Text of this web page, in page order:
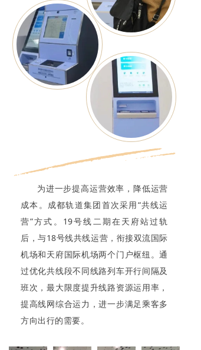
为进一步提高运营效率，降低运营
成本。成都轨道集团首次采用“共线运
营”方式。19号线二期在天府站过轨
后，与18号线共线运营，衔接双流国际
机场和天府国际机场两个门户枢纽。通
过优化共线段不同线路列车开行间隔及
班次，最大限度提升线路资源运用率，
提高线网综合运力，进一步满足乘客多
方向出行的需要。